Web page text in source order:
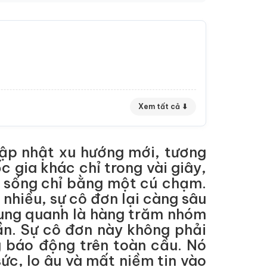
Xem tất cả ⬇
nhật xu hướng mới, tương
gia khác chỉ trong vài giây,
chỉ bằng một cú chạm.
sự cô đơn lại càng sâu
quanh là hàng trăm nhóm
Sự cô đơn này không phải
động trên toàn cầu. Nó
lo âu và mất niềm tin vào